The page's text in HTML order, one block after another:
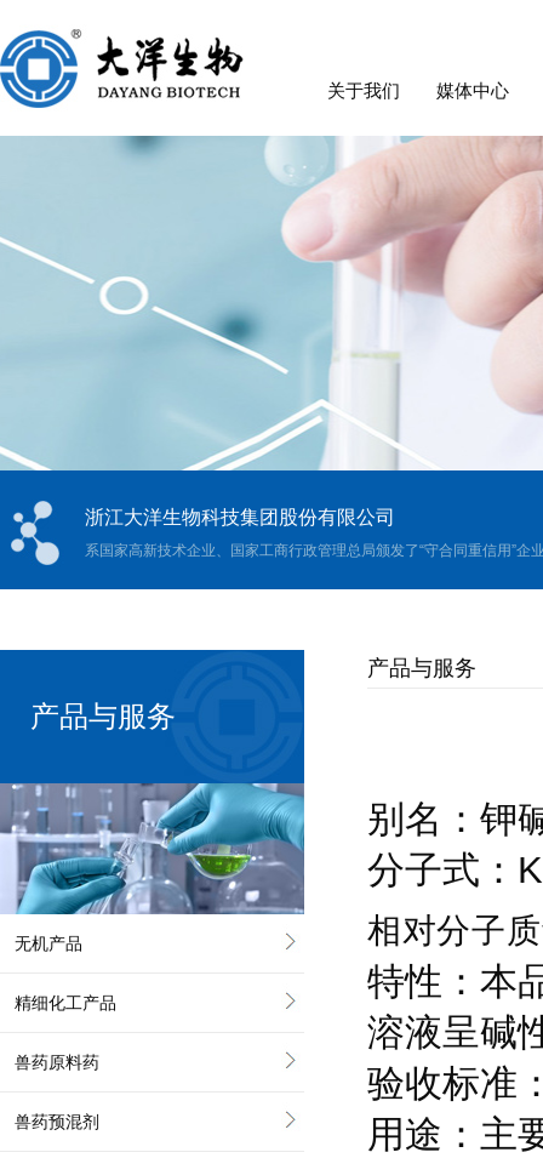
关于我们 媒体中心
浙江大洋生物科技集团股份有限公司
系国家高新技术企业、国家工商行政管理总局颁发了“守合同重信用”企
产品与服务
无机产品
精细化工产品
兽药原料药
兽药预混剂
产品与服务
别名：钾
分子式：K
相对分子
特性：本
溶液呈碱
验收标准
用途：主